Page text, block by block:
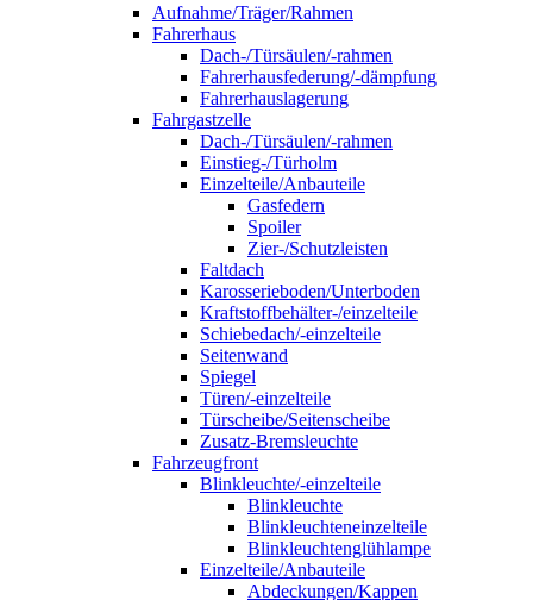
Aufnahme/Träger/Rahmen
Fahrerhaus
Dach-/Türsäulen/-rahmen
Fahrerhausfederung/-dämpfung
Fahrerhauslagerung
Fahrgastzelle
Dach-/Türsäulen/-rahmen
Einstieg-/Türholm
Einzelteile/Anbauteile
Gasfedern
Spoiler
Zier-/Schutzleisten
Faltdach
Karosserieboden/Unterboden
Kraftstoffbehälter-/einzelteile
Schiebedach/-einzelteile
Seitenwand
Spiegel
Türen/-einzelteile
Türscheibe/Seitenscheibe
Zusatz-Bremsleuchte
Fahrzeugfront
Blinkleuchte/-einzelteile
Blinkleuchte
Blinkleuchteneinzelteile
Blinkleuchtenglühlampe
Einzelteile/Anbauteile
Abdeckungen/Kappen